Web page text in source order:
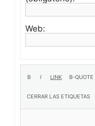
Web: